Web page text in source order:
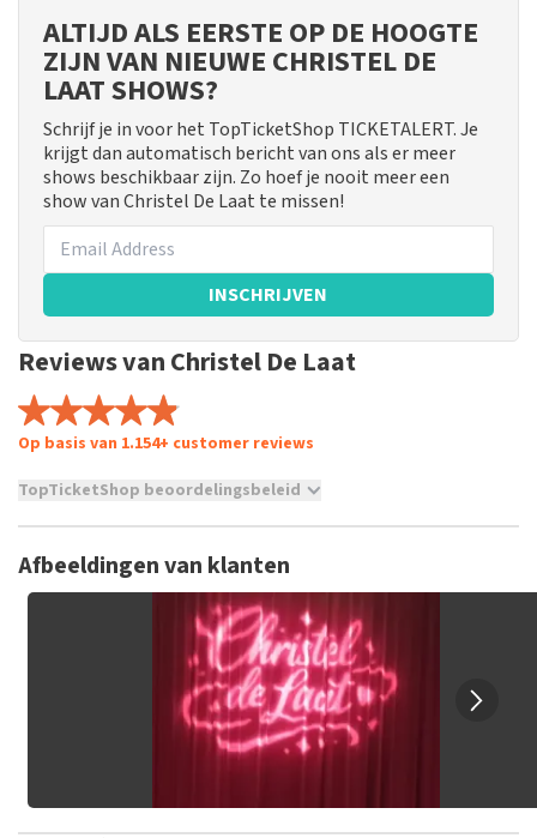
ALTIJD ALS EERSTE OP DE HOOGTE
ZIJN VAN NIEUWE CHRISTEL DE
LAAT SHOWS?
Schrijf je in voor het TopTicketShop TICKETALERT. Je
krijgt dan automatisch bericht van ons als er meer
shows beschikbaar zijn. Zo hoef je nooit meer een
show van Christel De Laat te missen!
INSCHRIJVEN
Reviews van Christel De Laat
Op basis van 1.154+ customer reviews
TopTicketShop beoordelingsbeleid
niet mogelijk om een review achter te laten als je geen
tickets hebt aangeschaft bij TopTicketShop. Reviews met
grof taalgebruik en/of onwaarheden worden niet geplaatst.
Het kan enkele weken duren voordat een review wordt
Afbeeldingen van klanten